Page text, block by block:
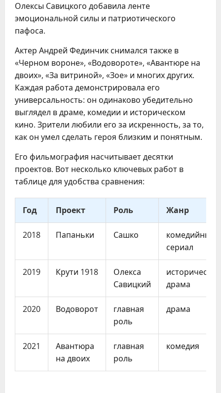
Олексы Савицкого добавила ленте
эмоциональной силы и патриотического
пафоса.
Актер Андрей Фединчик снимался также в
«Черном вороне», «Водовороте», «Авантюре на
двоих», «За витриной», «Зое» и многих других.
Каждая работа демонстрировала его
универсальность: он одинаково убедительно
выглядел в драме, комедии и историческом
кино. Зрители любили его за искренность, за то,
как он умел сделать героя близким и понятным.
Его фильмография насчитывает десятки
проектов. Вот несколько ключевых работ в
таблице для удобства сравнения:
Год Проект Роль Жанр
2018 Папаньки Сашко
комедийный
сериал
2019 Крути 1918
Олекса
Савицкий
историческая
драма
2020 Водоворот
главная
роль
драма
2021
Авантюра
на двоих
главная
роль
комедия